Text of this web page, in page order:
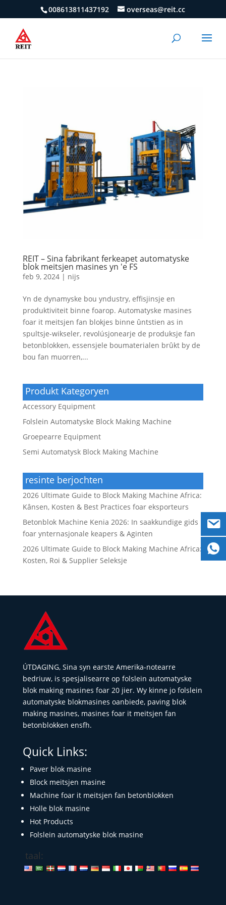
008613811437192 overseas@reit.cc
REIT – Sina fabrikant ferkeapet automatyske
blok meitsjen masines yn 'e FS
feb 9, 2024| nijs
Yn de dynamyske bou yndustry, effisjinsje en
produktiviteit binne foarop. Automatyske masines
foar it meitsjen fan blokjes binne ûntstien as in
spultsje-wikseler, revolúsjonearje de produksje fan
betonblokken, essensjele boumaterialen brûkt by de
bou fan muorren,...
Produkt Kategoryen
Accessory Equipment
Folslein Automatyske Block Making Machine
Groepearre Equipment
Semi Automatysk Block Making Machine
resinte berjochten
2026 Ultimate Guide to Block Making Machine Africa:
Kânsen, Kosten & Best Practices foar eksporteurs
Betonblok Machine Kenia 2026: In saakkundige gids
foar ynternasjonale keapers & Aginten
2026 Ultimate Guide to Block Making Machine Africa:
Kosten, Roi & Supplier Seleksje
ÚTDAGING, Sina syn earste Amerika-notearre
bedriuw, is spesjalisearre op folslein automatyske
blok making masines foar 20 jier. Wy kinne jo folslein
automatyske blokmasines oanbiede, paving blok
making masines, masines foar it meitsjen fan
betonblokken ensfh.
Quick Links:
Paver blok masine
Block meitsjen masine
Machine foar it meitsjen fan betonblokken
Holle blok masine
Hot Products
Folslein automatyske blok masine
taal: